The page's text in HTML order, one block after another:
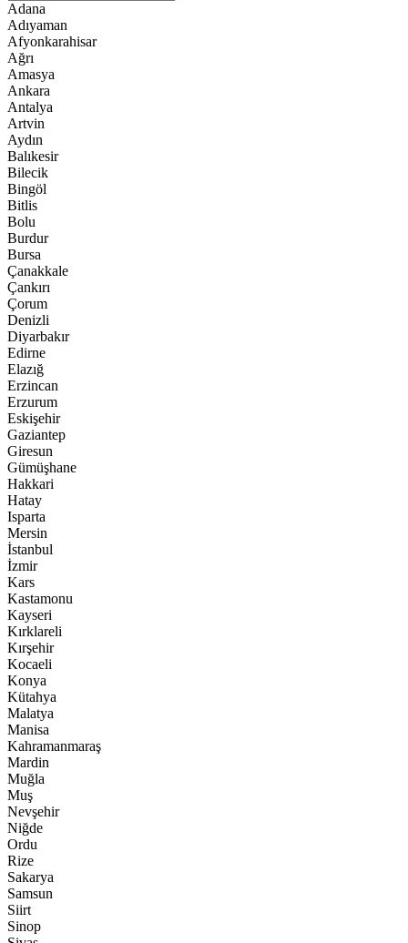
Adana
Adıyaman
Afyonkarahisar
Ağrı
Amasya
Ankara
Antalya
Artvin
Aydın
Balıkesir
Bilecik
Bingöl
Bitlis
Bolu
Burdur
Bursa
Çanakkale
Çankırı
Çorum
Denizli
Diyarbakır
Edirne
Elazığ
Erzincan
Erzurum
Eskişehir
Gaziantep
Giresun
Gümüşhane
Hakkari
Hatay
Isparta
Mersin
İstanbul
İzmir
Kars
Kastamonu
Kayseri
Kırklareli
Kırşehir
Kocaeli
Konya
Kütahya
Malatya
Manisa
Kahramanmaraş
Mardin
Muğla
Muş
Nevşehir
Niğde
Ordu
Rize
Sakarya
Samsun
Siirt
Sinop